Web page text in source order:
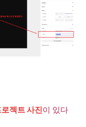
젝트 사진이 있다